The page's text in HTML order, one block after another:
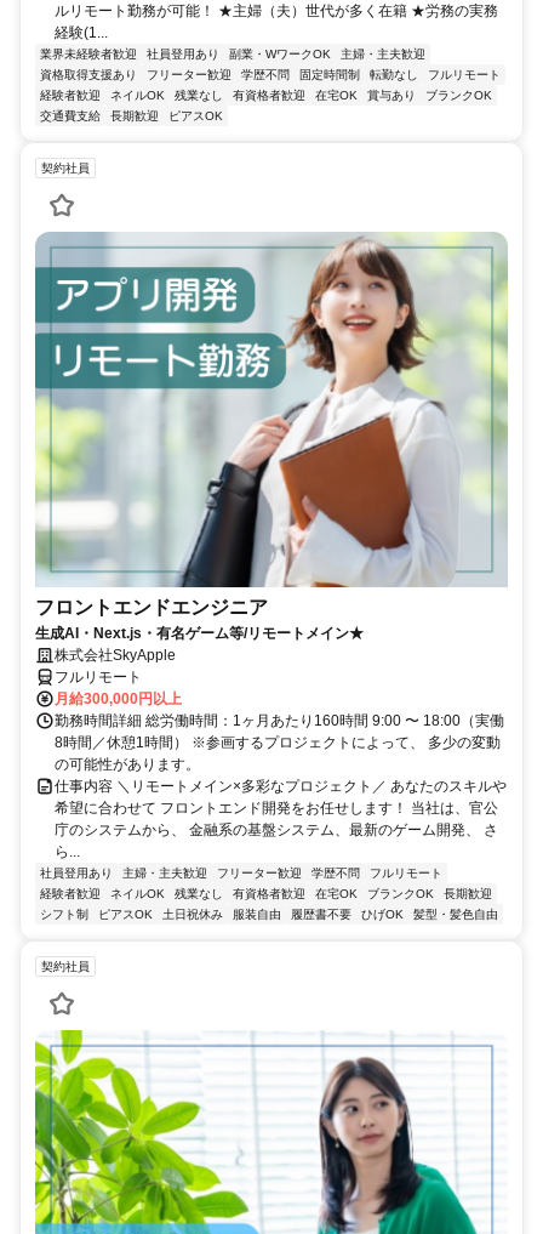
ルリモート勤務が可能！ ★主婦（夫）世代が多く在籍 ★労務の実務
経験(1...
業界未経験者歓迎 社員登用あり 副業・WワークOK
主婦・主夫歓迎
資格取得支援あり
フリーター歓迎 学歴不問 固定時間制 転勤なし
フルリモート
経験者歓迎
ネイルOK 残業なし 有資格者歓迎 在宅OK 賞与あり
ブランクOK
交通費支給
長期歓迎 ピアスOK
契約社員
フロントエンドエンジニア
生成AI・Next.js・有名ゲーム等/リモートメイン★
株式会社SkyApple
フルリモート
月給300,000円以上
勤務時間詳細 総労働時間：1ヶ月あたり160時間 9:00 〜 18:00（実働
8時間／休憩1時間） ※参画するプロジェクトによって、 多少の変動
の可能性があります。
仕事内容 ＼リモートメイン×多彩なプロジェクト／ あなたのスキルや
希望に合わせて フロントエンド開発をお任せします！ 当社は、官公
庁のシステムから、 金融系の基盤システム、最新のゲーム開発、 さ
ら...
社員登用あり 主婦・主夫歓迎 フリーター歓迎 学歴不問
フルリモート
経験者歓迎
ネイルOK 残業なし 有資格者歓迎 在宅OK ブランクOK
長期歓迎
シフト制
ピアスOK 土日祝休み 服装自由 履歴書不要 ひげOK 髪型・髪色自由
契約社員